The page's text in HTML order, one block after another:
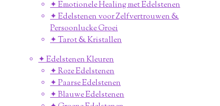
✦ Emotionele Healing met Edelstenen
✦ Edelstenen voor Zelfvertrouwen &
Persoonlucke Groei
✦ Tarot & Kristallen
✦ Edelstenen Kleuren
✦ Roze Edelstenen
✦ Paarse Edelstenen
✦ Blauwe Edelstenen